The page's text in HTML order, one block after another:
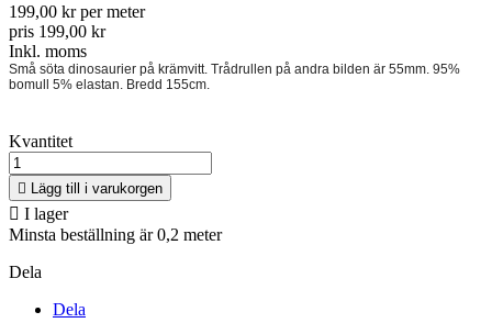
199,00 kr per meter
pris 199,00 kr
Inkl. moms
Små söta dinosaurier på krämvitt. Trådrullen på andra bilden är 55mm. 95%
bomull 5% elastan. Bredd 155cm.
Kvantitet
 Lägg till i varukorgen
 I lager
Minsta beställning är 0,2 meter
Dela
Dela